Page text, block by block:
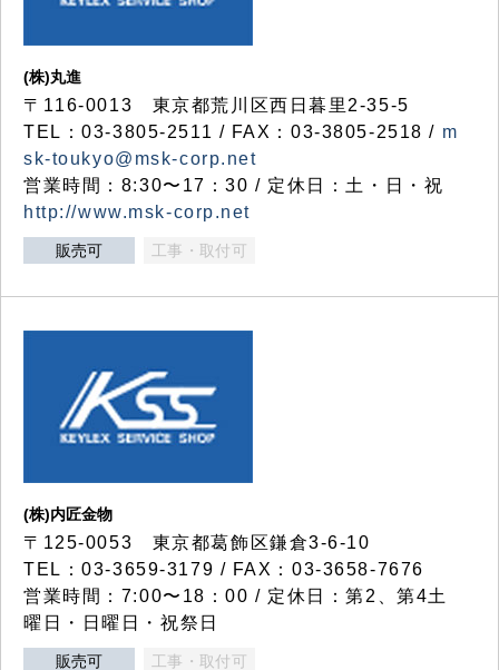
(株)丸進
〒116-0013 東京都荒川区西日暮里2-35-5
TEL：03-3805-2511 / FAX：03-3805-2518 / m
sk-toukyo@msk-corp.net
営業時間：8:30〜17：30 / 定休日：土・日・祝
http://www.msk-corp.net
販売可 工事・取付可
(株)内匠金物
〒125-0053 東京都葛飾区鎌倉3-6-10
TEL：03-3659-3179 / FAX：03-3658-7676
営業時間：7:00〜18：00 / 定休日：第2、第4土
曜日・日曜日・祝祭日
販売可 工事・取付可